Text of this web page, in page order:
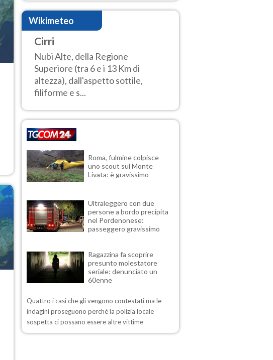
molto intenso.
Wikimeteo
Cirri
Nubi Alte, della Regione
Superiore (tra 6 e i 13 Km di
altezza), dall'aspetto sottile,
filiforme e s...
Roma, fulmine colpisce
uno scout sul Monte
Livata: è gravissimo
Ultraleggero con due
persone a bordo precipita
nel Pordenonese:
passeggero gravissimo
Ragazzina fa scoprire
presunto molestatore
seriale: denunciato un
60enne
Quattro i casi che gli vengono contestati ma le
indagini proseguono perché la polizia locale
sospetta ci possano essere altre vittime